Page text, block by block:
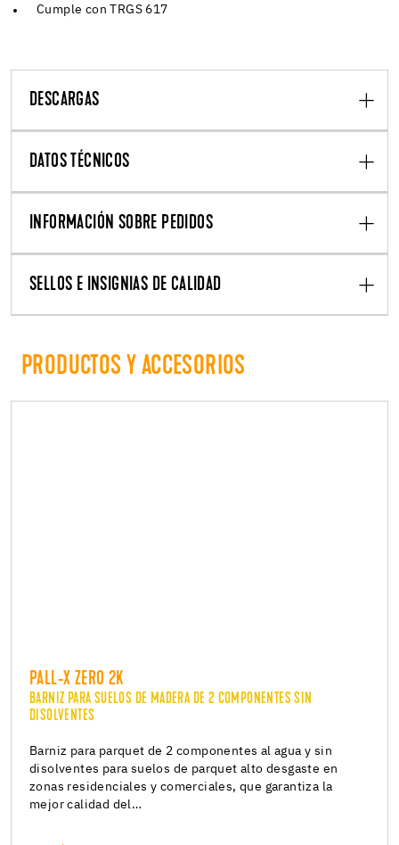
Cumple con TRGS 617
DESCARGAS
DATOS TÉCNICOS
INFORMACIÓN SOBRE PEDIDOS
SELLOS E INSIGNIAS DE CALIDAD
PRODUCTOS Y ACCESORIOS
PALL-X ZERO 2K
BARNIZ PARA SUELOS DE MADERA DE 2 COMPONENTES SIN
DISOLVENTES
Barniz para parquet de 2 componentes al agua y sin
disolventes para suelos de parquet alto desgaste en
zonas residenciales y comerciales, que garantiza la
mejor calidad del…